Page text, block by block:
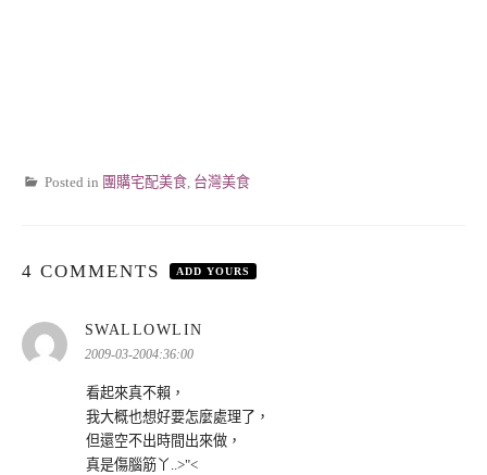
Posted in 團購宅配美食 台灣美食
4 COMMENTS ADD YOURS
SWALLOWLIN
2009-03-2004:36:00
看起來真不賴，
我大概也想好要怎麼處理了，
但還空不出時間出來做，
真是傷腦筋丫..>"<